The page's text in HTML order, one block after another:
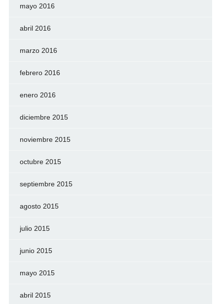
mayo 2016
abril 2016
marzo 2016
febrero 2016
enero 2016
diciembre 2015
noviembre 2015
octubre 2015
septiembre 2015
agosto 2015
julio 2015
junio 2015
mayo 2015
abril 2015